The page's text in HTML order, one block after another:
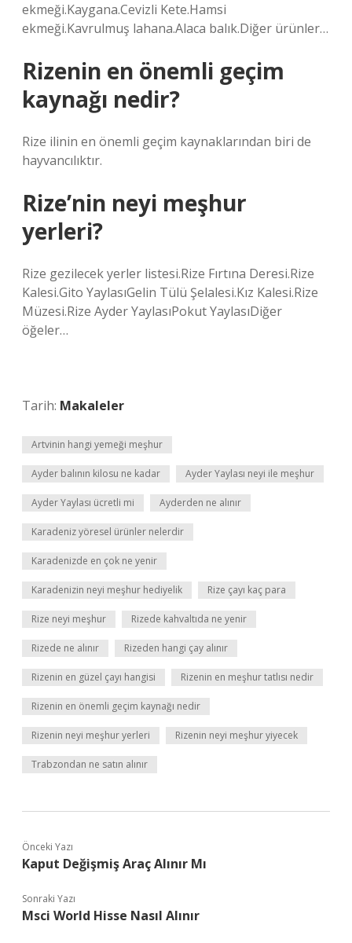
ekmeği.Kaygana.Cevizli Kete.Hamsi
ekmeği.Kavrulmuş lahana.Alaca balık.Diğer ürünler…
Rizenin en önemli geçim
kaynağı nedir?
Rize ilinin en önemli geçim kaynaklarından biri de
hayvancılıktır.
Rize’nin neyi meşhur
yerleri?
Rize gezilecek yerler listesi.Rize Fırtına Deresi.Rize
Kalesi.Gito YaylasıGelin Tülü Şelalesi.Kız Kalesi.Rize
Müzesi.Rize Ayder YaylasıPokut YaylasıDiğer
öğeler…
Tarih: Makaleler
Artvinin hangi yemeği meşhur
Ayder balının kilosu ne kadar Ayder Yaylası neyi ile meşhur
Ayder Yaylası ücretli mi Ayderden ne alınır
Karadeniz yöresel ürünler nelerdir
Karadenizde en çok ne yenir
Karadenizin neyi meşhur hediyelik Rize çayı kaç para
Rize neyi meşhur Rizede kahvaltıda ne yenir
Rizede ne alınır Rizeden hangi çay alınır
Rizenin en güzel çayı hangisi Rizenin en meşhur tatlısı nedir
Rizenin en önemli geçim kaynağı nedir
Rizenin neyi meşhur yerleri Rizenin neyi meşhur yiyecek
Trabzondan ne satın alınır
Önceki Yazı
Kaput Değişmiş Araç Alınır Mı
Sonraki Yazı
Msci World Hisse Nasıl Alınır